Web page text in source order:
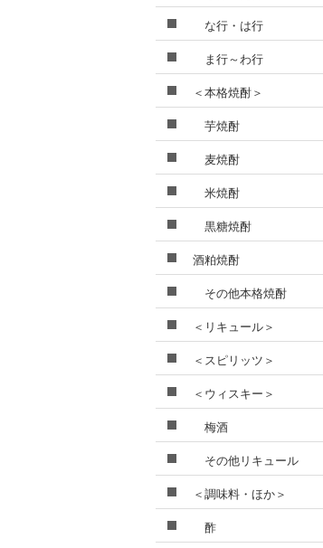
な行・は行
ま行～わ行
＜本格焼酎＞
芋焼酎
麦焼酎
米焼酎
黒糖焼酎
酒粕焼酎
その他本格焼酎
＜リキュール＞
＜スピリッツ＞
＜ウィスキー＞
梅酒
その他リキュール
＜調味料・ほか＞
酢